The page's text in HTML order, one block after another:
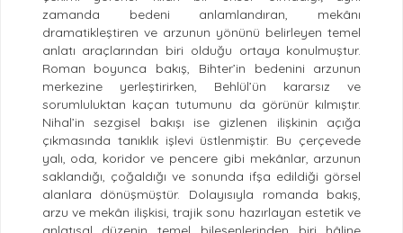
zamanda bedeni anlamlandıran, mekânı
dramatikleştiren ve arzunun yönünü belirleyen temel
anlatı araçlarından biri olduğu ortaya konulmuştur.
Roman boyunca bakış, Bihter’in bedenini arzunun
merkezine yerleştirirken, Behlül’ün kararsız ve
sorumluluktan kaçan tutumunu da görünür kılmıştır.
Nihal’in sezgisel bakışı ise gizlenen ilişkinin açığa
çıkmasında tanıklık işlevi üstlenmiştir. Bu çerçevede
yalı, oda, koridor ve pencere gibi mekânlar, arzunun
saklandığı, çoğaldığı ve sonunda ifşa edildiği görsel
alanlara dönüşmüştür. Dolayısıyla romanda bakış,
arzu ve mekân ilişkisi, trajik sonu hazırlayan estetik ve